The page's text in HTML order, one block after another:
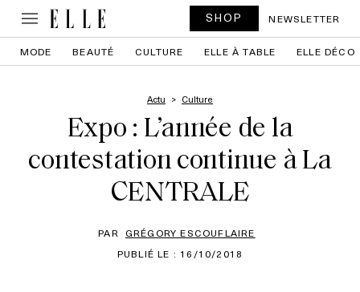
SHOP NEWSLETTER
MODE BEAUTÉ CULTURE ELLE À TABLE ELLE DÉCO
Actu Culture
Expo : L’année de la
contestation continue à La
CENTRALE
PAR GRÉGORY ESCOUFLAIRE
PUBLIÉ LE : 16/10/2018